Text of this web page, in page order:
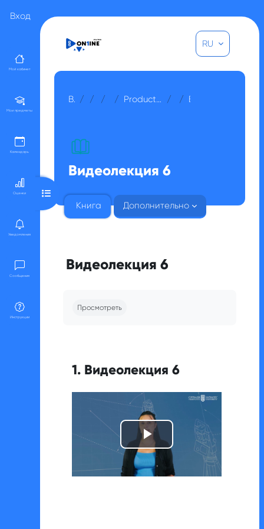
Вход
Мой кабинет
Мои предметы
Календарь
Оценки
Уведомления
Сообщения
Инструкции
RU
В начало Курсы
Прочее
Для гостейProduction Professor: Цифровая картография -рус (Анжелика Камза) Неделя 6
Видеолекция 6
Книга Дополнительно
Открыть оглавление курса
Видеолекция 6
Просмотреть
1. Видеолекция 6
видео